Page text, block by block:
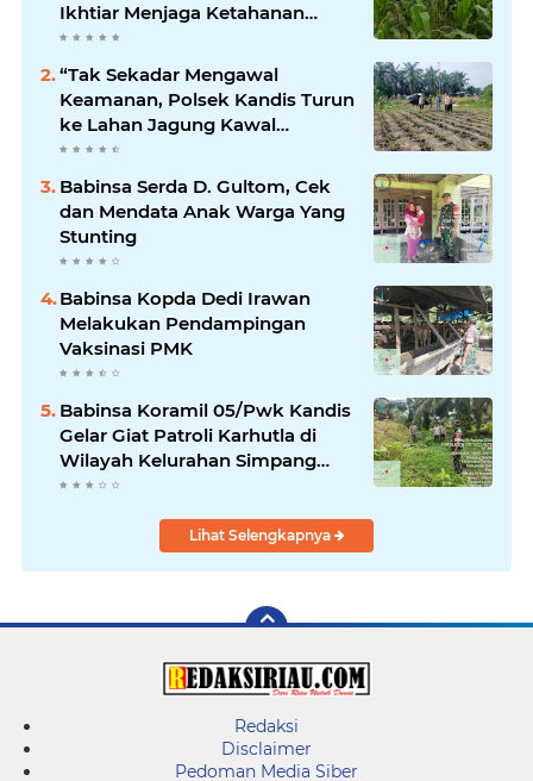
Ikhtiar Menjaga Ketahanan
Pangan
“Tak Sekadar Mengawal
Keamanan, Polsek Kandis Turun
ke Lahan Jagung Kawal
Ketahanan Pangan
Babinsa Serda D. Gultom, Cek
dan Mendata Anak Warga Yang
Stunting
Babinsa Kopda Dedi Irawan
Melakukan Pendampingan
Vaksinasi PMK
Babinsa Koramil 05/Pwk Kandis
Gelar Giat Patroli Karhutla di
Wilayah Kelurahan Simpang
Belutu
Lihat Selengkapnya
Redaksi
Disclaimer
Pedoman Media Siber